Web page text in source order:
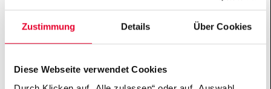
Zustimmung Details Über Cookies
Diese Webseite verwendet Cookies
Stadtgesellschaft verhandelt werden – von
trägt die Hertie-Stiftung dazu bei, die Alte Oper
Frankfurt bis zu ihrem 150-jährigen Jubiläum im Jahr